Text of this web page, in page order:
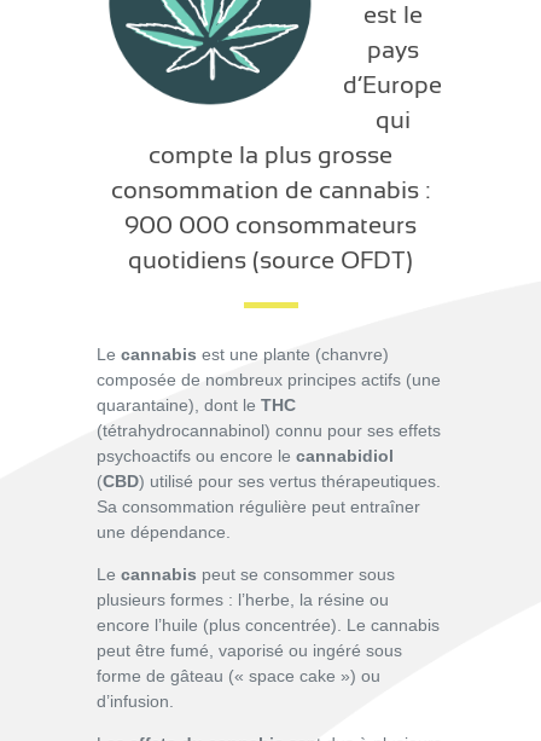
est le
pays
d’Europe
qui
compte la plus grosse
consommation de cannabis :
900 000 consommateurs
quotidiens (source OFDT)
Le cannabis est une plante (chanvre)
composée de nombreux principes actifs (une
quarantaine), dont le THC
(tétrahydrocannabinol) connu pour ses effets
psychoactifs ou encore le cannabidiol
(CBD) utilisé pour ses vertus thérapeutiques.
Sa consommation régulière peut entraîner
une dépendance.
Le cannabis peut se consommer sous
plusieurs formes : l’herbe, la résine ou
encore l’huile (plus concentrée). Le cannabis
peut être fumé, vaporisé ou ingéré sous
forme de gâteau (« space cake ») ou
d’infusion.